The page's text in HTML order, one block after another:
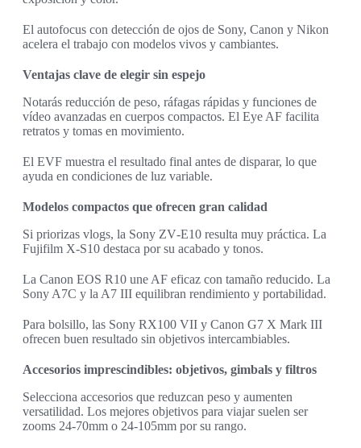
El autofocus con detección de ojos de Sony, Canon y Nikon
acelera el trabajo con modelos vivos y cambiantes.
Ventajas clave de elegir sin espejo
Notarás reducción de peso, ráfagas rápidas y funciones de
vídeo avanzadas en cuerpos compactos. El Eye AF facilita
retratos y tomas en movimiento.
El EVF muestra el resultado final antes de disparar, lo que
ayuda en condiciones de luz variable.
Modelos compactos que ofrecen gran calidad
Si priorizas vlogs, la Sony ZV‑E10 resulta muy práctica. La
Fujifilm X‑S10 destaca por su acabado y tonos.
La Canon EOS R10 une AF eficaz con tamaño reducido. La
Sony A7C y la A7 III equilibran rendimiento y portabilidad.
Para bolsillo, las Sony RX100 VII y Canon G7 X Mark III
ofrecen buen resultado sin objetivos intercambiables.
Accesorios imprescindibles: objetivos, gimbals y filtros
Selecciona accesorios que reduzcan peso y aumenten
versatilidad. Los mejores objetivos para viajar suelen ser
zooms 24‑70mm o 24‑105mm por su rango.